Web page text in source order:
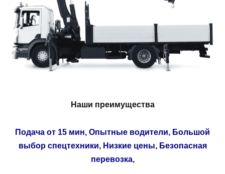
Наши преимущества
Подача от 15 мин, Опытные водители, Большой
выбор спецтехники, Низкие цены, Безопасная
перевозка,